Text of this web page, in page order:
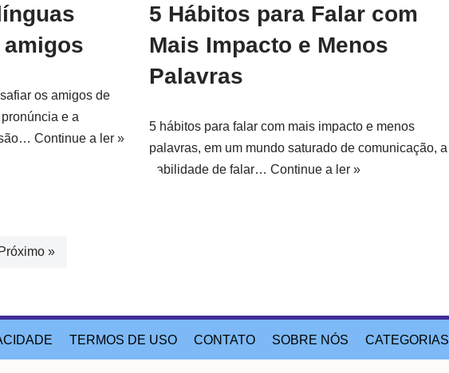
os amigos de
e a
Continue a ler »
5 Hábitos para Falar com
Mais Impacto e Menos
Palavras
5 hábitos para falar com mais impacto e menos
palavras, em um mundo saturado de comunicação, a
habilidade de falar…Continue a ler »
Próximo »
TERMOS DE USO CONTATO SOBRE NÓS CATEGORIAS